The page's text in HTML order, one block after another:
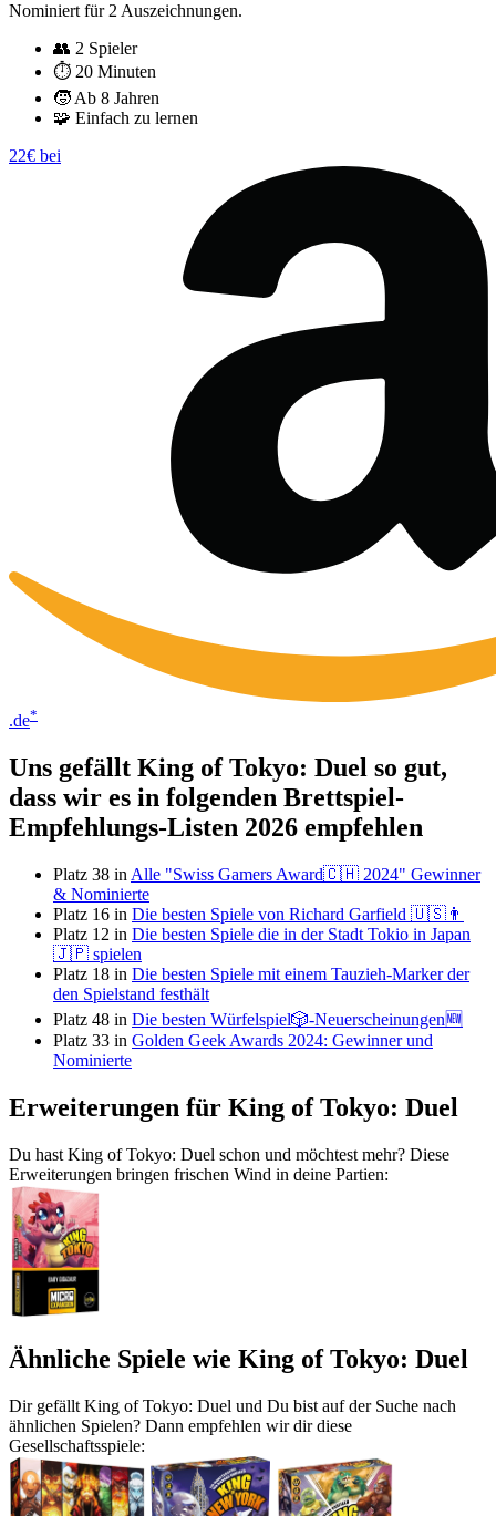
Nominiert für 2 Auszeichnungen.
👥 2 Spieler
⏱️ 20 Minuten
🧒 Ab 8 Jahren
🧩 Einfach zu lernen
22€ bei
.de*
Uns gefällt King of Tokyo: Duel so gut,
dass wir es in folgenden Brettspiel-
Empfehlungs-Listen 2026 empfehlen
Platz 38 in Alle "Swiss Gamers Award🇨🇭 2024" Gewinner
& Nominierte
Platz 16 in Die besten Spiele von Richard Garfield 🇺🇸👨
Platz 12 in Die besten Spiele die in der Stadt Tokio in Japan
🇯🇵 spielen
Platz 18 in Die besten Spiele mit einem Tauzieh-Marker der
den Spielstand festhält
Platz 48 in Die besten Würfelspiel🎲-Neuerscheinungen🆕
Platz 33 in Golden Geek Awards 2024: Gewinner und
Nominierte
Erweiterungen für King of Tokyo: Duel
Du hast King of Tokyo: Duel schon und möchtest mehr? Diese
Erweiterungen bringen frischen Wind in deine Partien:
Ähnliche Spiele wie King of Tokyo: Duel
Dir gefällt King of Tokyo: Duel und Du bist auf der Suche nach
ähnlichen Spielen? Dann empfehlen wir dir diese
Gesellschaftsspiele: